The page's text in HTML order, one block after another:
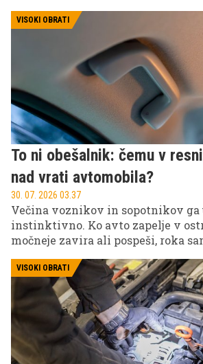
pomeni za delovanje motorja.
VISOKI OBRATI
To ni obešalnik: čemu v
nad vrati avtomobila?
30. 07. 2026 03.37
Večina voznikov in sopotnikov ga
instinktivno. Ko avto zapelje v
močneje zavira ali pospeši, roka
suknjič, vrečko iz trgovine ali
nepomemben del avtomobilske
precej bolj pomembno nalogo.
VISOKI OBRATI